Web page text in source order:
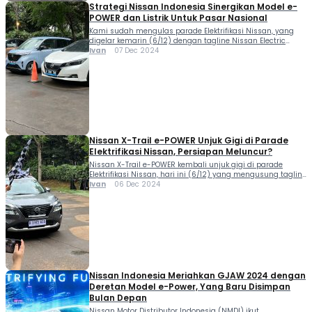
Strategi Nissan Indonesia Sinergikan Model e-
POWER dan Listrik Untuk Pasar Nasional
Kami sudah mengulas parade Elektrifikasi Nissan, yang
digelar kemarin (6/12) dengan tagline Nissan Electric
Vehicles: Drive the Future, Feel the Excitement. Turut
Ivan 07 Dec 2024
Nissan X-Trail e-POWER Unjuk Gigi di Parade
Elektrifikasi Nissan, Persiapan Meluncur?
Nissan X-Trail e-POWER kembali unjuk gigi di parade
Elektrifikasi Nissan, hari ini (6/12) yang mengusung tagline
Nissan Electric Vehicles: Drive the Future, Feel the
Ivan 06 Dec 2024
Nissan Indonesia Meriahkan GJAW 2024 dengan
Deretan Model e-Power, Yang Baru Disimpan
Bulan Depan